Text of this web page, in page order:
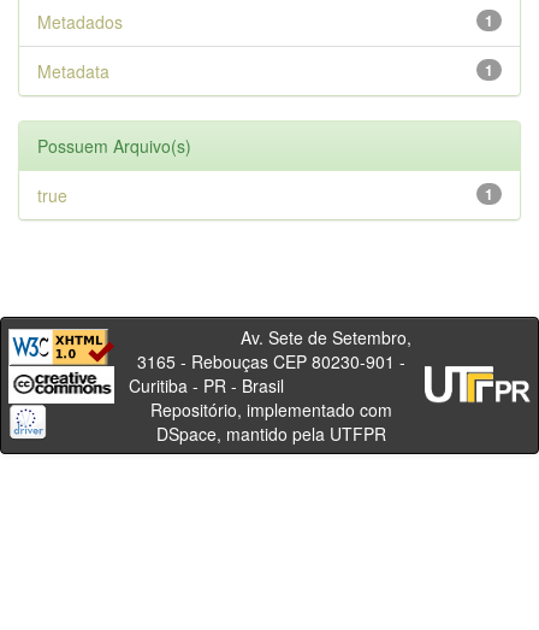
1
Metadados
1
Metadata
Possuem Arquivo(s)
1
true
Av. Sete de Setembro,
3165 - Rebouças CEP 80230-901 -
Curitiba - PR - Brasil
Repositório, implementado com
DSpace, mantido pela UTFPR